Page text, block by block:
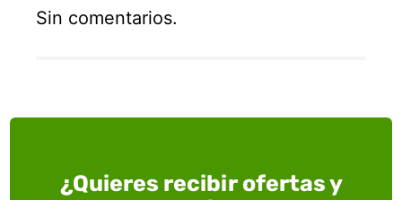
Sin comentarios.
¿Quieres recibir ofertas y